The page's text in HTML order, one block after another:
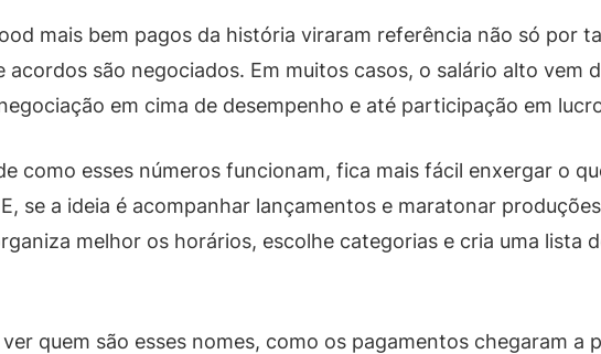
mais bem pagos da história viraram referência não só por
acordos são negociados. Em muitos casos, o salário alto vem
em cima de desempenho e até participação em
como esses números funcionam, fica mais fácil enxergar o
se a ideia é acompanhar lançamentos e maratonar
melhor os horários, escolhe categorias e cria uma lista
quem são esses nomes, como os pagamentos chegaram a